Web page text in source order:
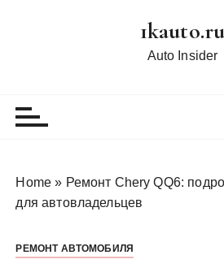
1kauto.ru
Auto Insider
Home » Ремонт Chery QQ6:
для автовладельцев
РЕМОНТ АВТОМОБИЛЯ